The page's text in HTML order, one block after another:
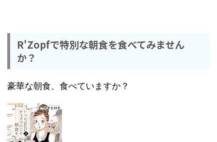
R'Zopfで特別な朝食を食べてみません
か？
豪華な朝食、食べていますか？